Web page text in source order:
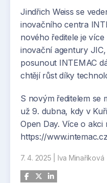
strategickou oblastí,
koordinaci příprav
centra a zároveň se
sídlem. Zřízením
strategický krok k
polovodičovém sektoru.
Jindřich Weiss se
inovačního centra
nového ředitele je
inovační agentury
posunout INTEMAC
chtějí růst díky
S novým ředitelem se
už 9. dubna, kdy v
Open Day. Více o akci
https://
7. 4. 2025 Iva Minaříková